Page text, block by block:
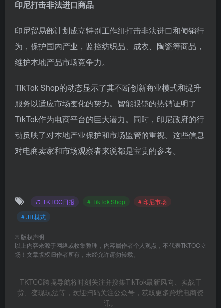
印尼打击非法进口商品
印尼贸易部计划成立特别工作组打击非法进口和倾销行
为，保护国内产业，监控纺织品、成衣、陶瓷等商品，
维护本地产品市场竞争力。
TikTok Shop的动态显示了其不断创新商业模式和提升
服务以适应市场变化的努力。智能眼镜的热销证明了
TikTok作为电商平台的巨大潜力。同时，印尼政府的行
动反映了对本地产业保护和市场监管的重视。这些信息
对电商卖家和市场观察者来说都是宝贵的参考。
TKTOC日报 # TikTok Shop
# 印尼市场
# JIT模式
© 版权声明
以上内容来源于网络或收集整理，内容属作者个人观点，不代表TKTOC立
场！文章版权归作者所有，未经允许请勿转载。
TKTOC跨境导航将时刻关注并搜集TikTok最新风向、实战干
货、变现玩法等，欢迎扫码关注公众号，获取更多跨境电商资
讯。